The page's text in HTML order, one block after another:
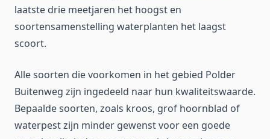
laatste drie meetjaren het hoogst en
soortensamenstelling waterplanten het laagst
scoort.
Alle soorten die voorkomen in het gebied Polder
Buitenweg zijn ingedeeld naar hun kwaliteitswaarde.
Bepaalde soorten, zoals kroos, grof hoornblad of
waterpest zijn minder gewenst voor een goede